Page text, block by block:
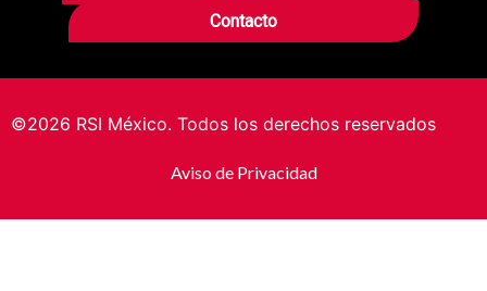
Contacto
©2026 RSI México. Todos los derechos reservados
Aviso de Privacidad